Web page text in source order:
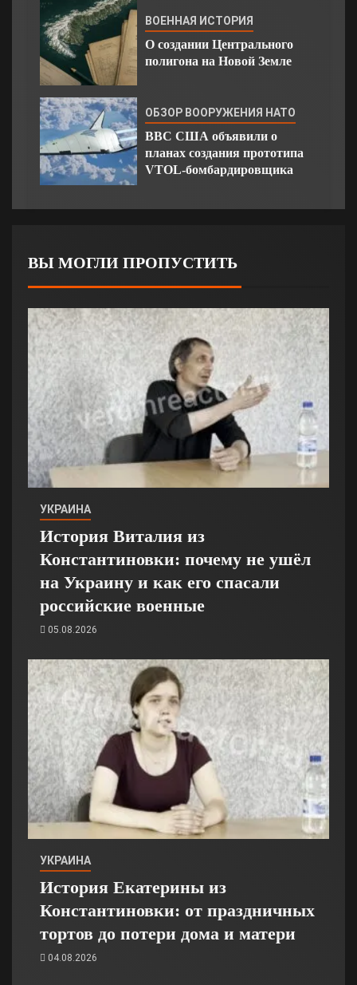
ВОЕННАЯ ИСТОРИЯ
О создании Центрального
полигона на Новой Земле
ОБЗОР ВООРУЖЕНИЯ НАТО
ВВС США объявили о
планах создания прототипа
VTOL-бомбардировщика
ВЫ МОГЛИ ПРОПУСТИТЬ
УКРАИНА
История Виталия из
Константиновки: почему не ушёл
на Украину и как его спасали
российские военные
05.08.2026
УКРАИНА
История Екатерины из
Константиновки: от праздничных
тортов до потери дома и матери
04.08.2026